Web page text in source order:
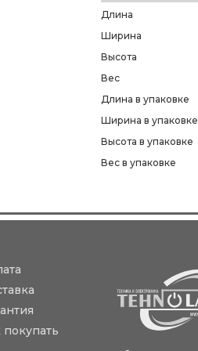
Длина
Ширина
Высота
Вес
Длина в упаковке
Ширина в упаковке
Высота в упаковке
Вес в упаковке
покупать